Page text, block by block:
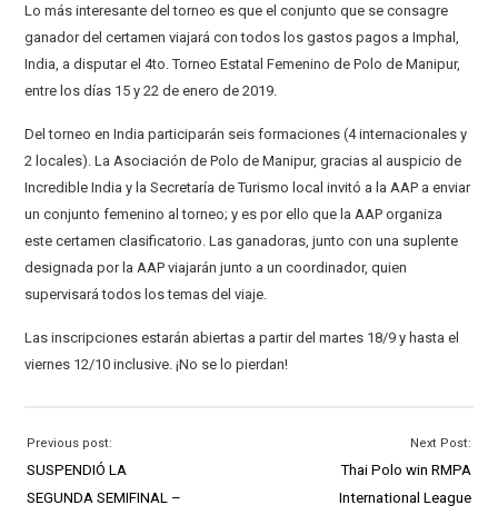
Lo más interesante del torneo es que el conjunto que se consagre
ganador del certamen viajará con todos los gastos pagos a Imphal,
India, a disputar el 4to. Torneo Estatal Femenino de Polo de Manipur,
entre los días 15 y 22 de enero de 2019.
Del torneo en India participarán seis formaciones (4 internacionales y
2 locales). La Asociación de Polo de Manipur, gracias al auspicio de
Incredible India y la Secretaría de Turismo local invitó a la AAP a enviar
un conjunto femenino al torneo; y es por ello que la AAP organiza
este certamen clasificatorio. Las ganadoras, junto con una suplente
designada por la AAP viajarán junto a un coordinador, quien
supervisará todos los temas del viaje.
Las inscripciones estarán abiertas a partir del martes 18/9 y hasta el
viernes 12/10 inclusive. ¡No se lo pierdan!
Previous post:
SUSPENDIÓ LA
SEGUNDA SEMIFINAL –
Next Post:
Thai Polo win RMPA
International League